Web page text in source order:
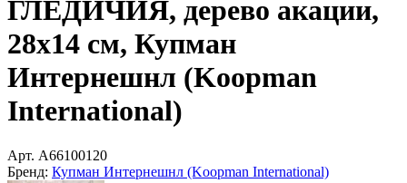
ГЛЕДИЧИЯ, дерево акации,
28х14 см, Купман
Интернешнл (Koopman
International)
Арт. A66100120
Бренд: Купман Интернешнл (Koopman International)